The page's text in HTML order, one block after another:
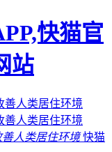
快猫官
站
快猫